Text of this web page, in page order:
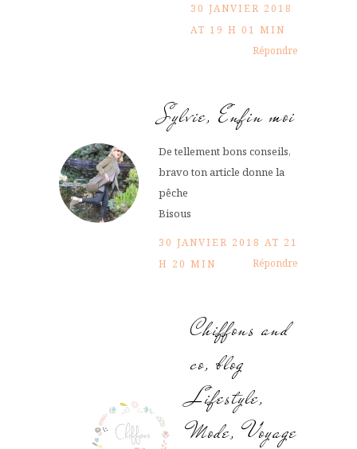
30 JANVIER 2018
AT 19 H 01 MIN
Répondre
Sylvie, Enfin moi
De tellement bons conseils,
bravo ton article donne la
pêche
Bisous
30 JANVIER 2018 AT 21
H 20 MIN
Répondre
Chiffons and
co, blog
Lifestyle,
Mode, Voyage